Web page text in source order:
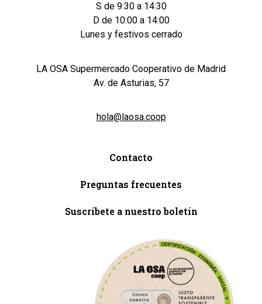
S de 9:30 a 14:30
D de 10:00 a 14:00
Lunes y festivos cerrado
LA OSA Supermercado Cooperativo de Madrid
Av. de Asturias, 57
hola@laosa.coop
Contacto
Preguntas frecuentes
Suscríbete a nuestro boletín